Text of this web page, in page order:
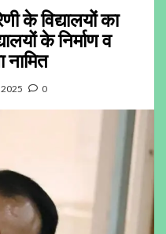
के विद्यालयों का
के निर्माण व
नामित
0